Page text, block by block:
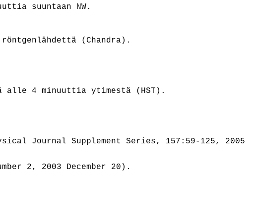
suuntaan NW.
(Chandra).
4 minuuttia ytimestä (HST).
Journal Supplement Series, 157:59-125, 2005
2, 2003 December 20) .